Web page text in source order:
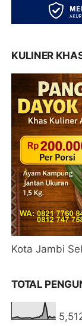
KULINER
Kota Jambi
TOTAL